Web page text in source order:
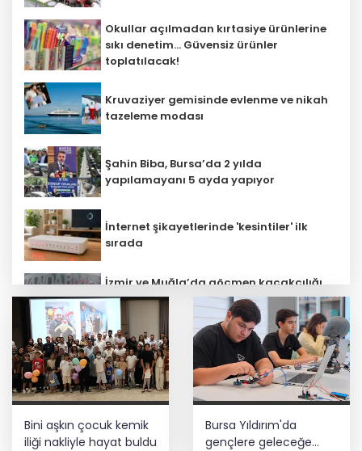
Okullar açılmadan kırtasiye ürünlerine
sıkı denetim... Güvensiz ürünler
toplatılacak!
Kruvaziyer gemisinde evlenme ve nikah
tazeleme modası
Şahin Biba, Bursa’da 2 yılda
yapılamayanı 5 ayda yapıyor
İnternet şikayetlerinde 'kesintiler' ilk
sırada
İzmir ve Muğla’da göçmen kaçakçılığı
operasyonu! 132 düzensiz göçmen
yakalandı
Meclis’te kritik gün! 'Terörsüz Türkiye'
teklifinde gözler Genel Kurul’da
Galatasaray tribün liderine gözaltı
talimatı
Bini aşkın çocuk kemik
iliği nakliyle hayat buldu
Bursa Yıldırım'da
gençlere geleceğe